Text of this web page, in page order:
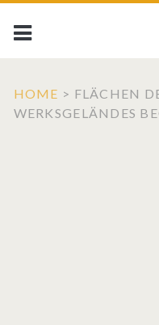
HOME > FLÄCHEN
WERKSGELÄNDES